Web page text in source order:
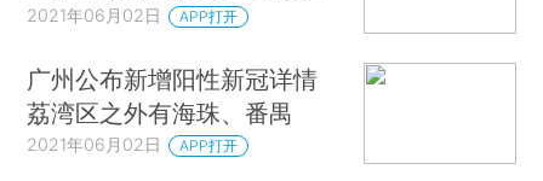
2021年06月02日 APP打开
广州公布新增阳性新冠详情
荔湾区之外有海珠、番禺
2021年06月02日 APP打开